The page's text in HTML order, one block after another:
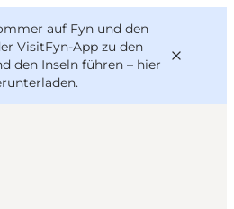
auf Fyn und den
VisitFyn-App zu den
den Inseln führen – hier
.